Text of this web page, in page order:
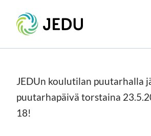
sisältöön
Etusivu
JEDUn koulutilan puutarhalla
puutarhapäivä torstaina
18!